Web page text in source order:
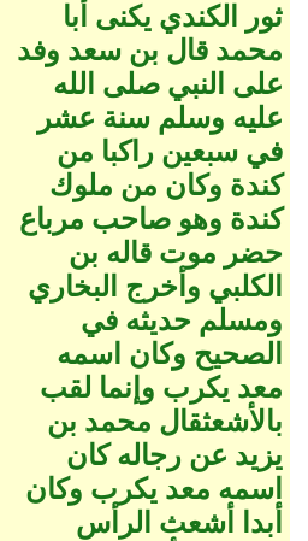
ثور الكندي يكنى أبا
محمد قال بن سعد وفد
على النبي صلى الله
عليه وسلم سنة عشر
في سبعين راكبا من
كندة وكان من ملوك
كندة وهو صاحب مرباع
حضر موت قاله بن
الكلبي وأخرج البخاري
ومسلم حديثه في
الصحيح وكان اسمه
معد يكرب وإنما لقب
بالأشعثقال محمد بن
يزيد عن رجاله كان
اسمه معد يكرب وكان
أبدا أشعث الرأس